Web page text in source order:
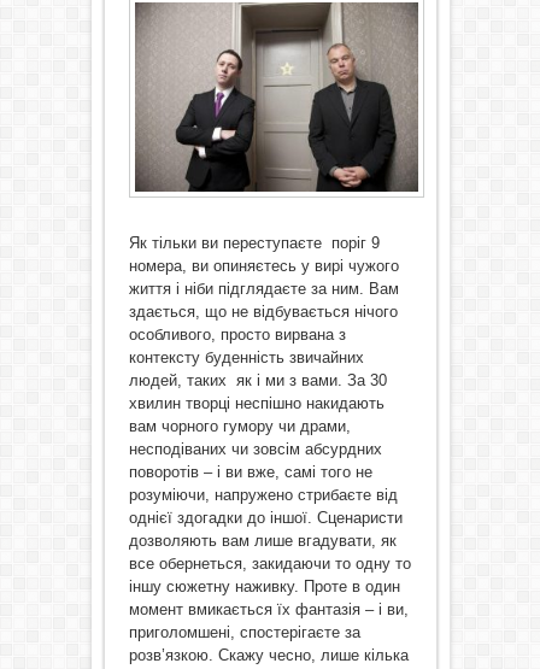
Як тільки ви переступаєте поріг 9
номера, ви опиняєтесь у вирі чужого
життя і ніби підглядаєте за ним. Вам
здається, що не відбувається нічого
особливого, просто вирвана з
контексту буденність звичайних
людей, таких як і ми з вами. За 30
хвилин творці неспішно накидають
вам чорного гумору чи драми,
несподіваних чи зовсім абсурдних
поворотів – і ви вже, самі того не
розуміючи, напружено стрибаєте від
однієї здогадки до іншої. Сценаристи
дозволяють вам лише вгадувати, як
все обернеться, закидаючи то одну то
іншу сюжетну наживку. Проте в один
момент вмикається їх фантазія – і ви,
приголомшені, спостерігаєте за
розв’язкою. Скажу чесно, лише кілька